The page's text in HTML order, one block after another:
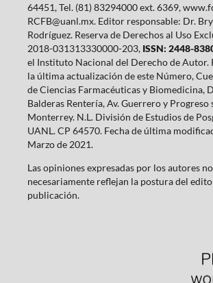
64451, Tel. (81) 83294000 ext. 6369,
RCFB@uanl.mx. Editor responsable: Dr.
Rodríguez. Reserva de Derechos al Uso
2018-031313330000-203, ISSN: 2448-
el Instituto Nacional del Derecho de Autor.
la última actualización de este Número,
de Ciencias Farmacéuticas y Biomedicina,
Balderas Rentería, Av. Guerrero y Progreso
Monterrey. N.L. División de Estudios de
UANL. CP 64570. Fecha de última
Marzo de 2021.
Las opiniones expresadas por los autores no
necesariamente reflejan la postura del
publicación.